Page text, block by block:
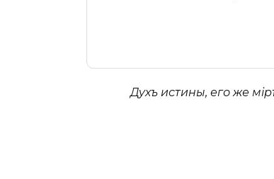
Духъ истины, его же